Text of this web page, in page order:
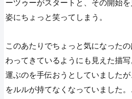
ーツゥーがスタートと、その開始
姿にちょっと笑ってしまう。
このあたりでちょっと気になった
わってきているようにも見えた描
運ぶのを手伝おうとしていました
をルルが持てなくなっていました